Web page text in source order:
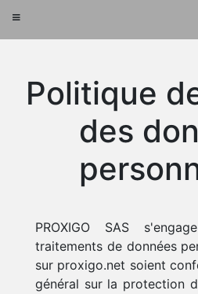
Politique
des
PROXIGO SAS
traitements de données
sur proxigo.net soient
général sur la protection